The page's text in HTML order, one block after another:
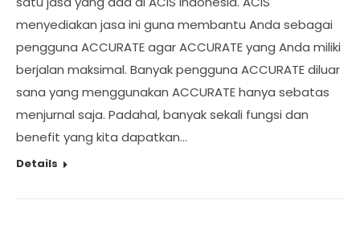
menyediakan jasa ini guna membantu Anda sebagai
pengguna ACCURATE agar ACCURATE yang Anda miliki
berjalan maksimal. Banyak pengguna ACCURATE diluar
sana yang menggunakan ACCURATE hanya sebatas
menjurnal saja. Padahal, banyak sekali fungsi dan
benefit yang kita dapatkan…
Details